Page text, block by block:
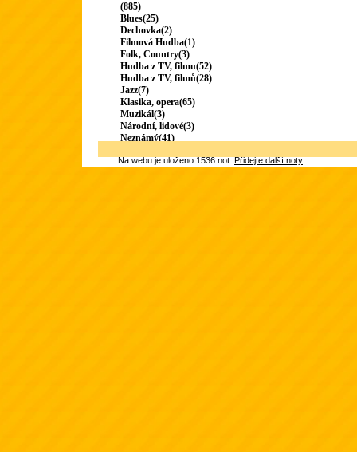
(885)
Blues(25)
Dechovka(2)
Filmová Hudba(1)
Folk, Country(3)
Hudba z TV, filmu(52)
Hudba z TV, filmů(28)
Jazz(7)
Klasika, opera(65)
Muzikál(3)
Národní, lidové(3)
Neznámý(41)
Na webu je uloženo 1536 not.Přidejte další noty